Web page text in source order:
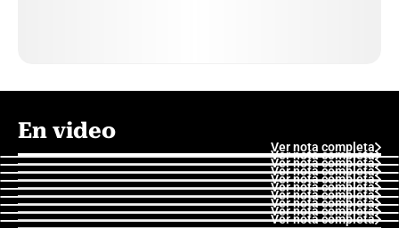
En video
Ver nota completa
Ver nota completa
Ver nota completa
Ver nota completa
Ver nota completa
Ver nota completa
Ver nota completa
Ver nota completa
Ver nota completa
Ver nota completa